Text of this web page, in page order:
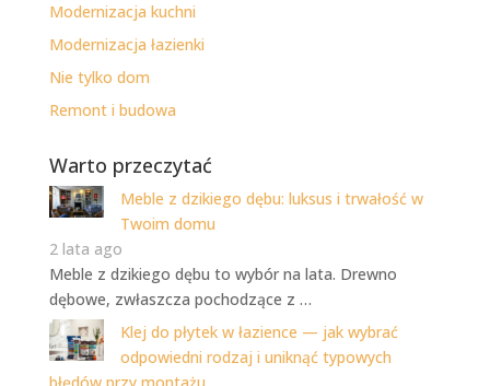
Modernizacja kuchni
Modernizacja łazienki
Nie tylko dom
Remont i budowa
Warto przeczytać
Meble z dzikiego dębu: luksus i trwałość w
Twoim domu
2 lata ago
Meble z dzikiego dębu to wybór na lata. Drewno
dębowe, zwłaszcza pochodzące z …
Klej do płytek w łazience — jak wybrać
odpowiedni rodzaj i uniknąć typowych